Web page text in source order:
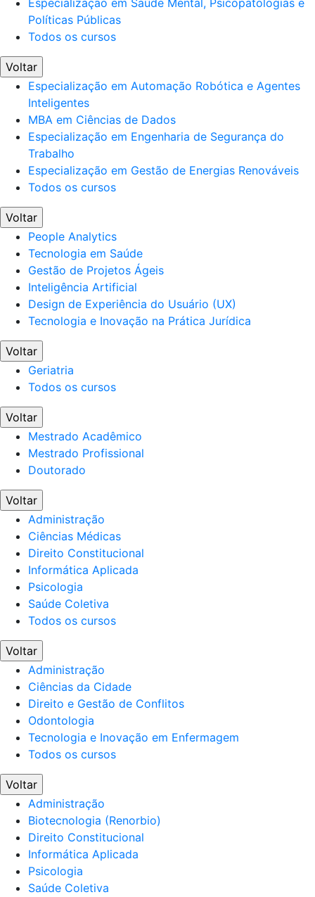
Especialização em Saúde Mental, Psicopatologias e
Políticas Públicas
Todos os cursos
Voltar
Especialização em Automação Robótica e Agentes
Inteligentes
MBA em Ciências de Dados
Especialização em Engenharia de Segurança do
Trabalho
Especialização em Gestão de Energias Renováveis
Todos os cursos
Voltar
People Analytics
Tecnologia em Saúde
Gestão de Projetos Ágeis
Inteligência Artificial
Design de Experiência do Usuário (UX)
Tecnologia e Inovação na Prática Jurídica
Voltar
Geriatria
Todos os cursos
Voltar
Mestrado Acadêmico
Mestrado Profissional
Doutorado
Voltar
Administração
Ciências Médicas
Direito Constitucional
Informática Aplicada
Psicologia
Saúde Coletiva
Todos os cursos
Voltar
Administração
Ciências da Cidade
Direito e Gestão de Conflitos
Odontologia
Tecnologia e Inovação em Enfermagem
Todos os cursos
Voltar
Administração
Biotecnologia (Renorbio)
Direito Constitucional
Informática Aplicada
Psicologia
Saúde Coletiva